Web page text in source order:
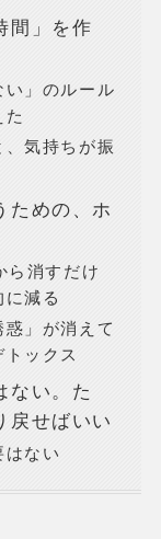
間」を作
い」のルール
気持ちが振
ための、ホ
ら消すだけ
減る
」が消えて
ックス
ない。た
戻せばいい
はない